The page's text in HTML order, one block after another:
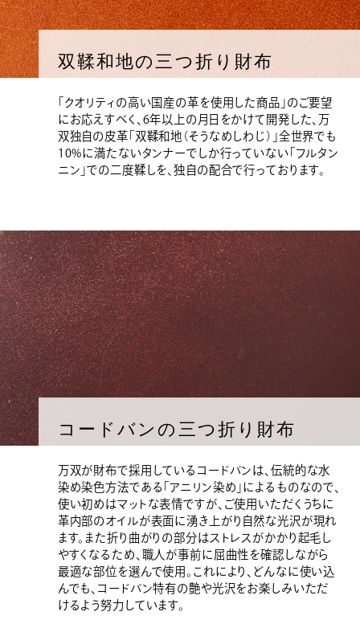
双鞣和地の三つ折り財布
「クオリティの高い国産の革を使用した商品」のご要望
にお応えすべく、6年以上の月日をかけて開発した、万
双独自の皮革「双鞣和地（そうなめしわじ）」全世界でも
10%に満たないタンナーでしか行っていない「フルタン
ニン」での二度鞣しを、独自の配合で行っております。
コードバンの三つ折り財布
万双が財布で採用しているコードバンは、伝統的な水
染め染色方法である「アニリン染め」によるものなので、
使い初めはマットな表情ですが、ご使用いただくうちに
革内部のオイルが表面に湧き上がり自然な光沢が現れ
ます。また折り曲がりの部分はストレスがかかり起毛し
やすくなるため、職人が事前に屈曲性を確認しながら
最適な部位を選んで使用。これにより、どんなに使い込
んでも、コードバン特有の艶や光沢をお楽しみいただ
けるよう努力しています。